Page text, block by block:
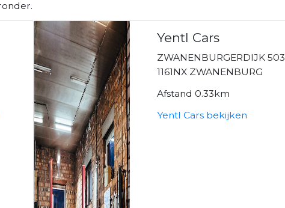
Yentl Cars
ZWANENBURGERDIJK 503
1161NX ZWANENBURG
Afstand 0.33km
Yentl Cars bekijken